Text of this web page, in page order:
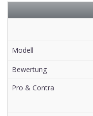
Modell
Bewertung
Pro & Contra